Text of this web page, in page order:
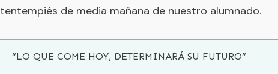
tentempiés de media mañana de nuestro alumnado.
“LO QUE COME HOY, DETERMINARÁ SU FUTURO”